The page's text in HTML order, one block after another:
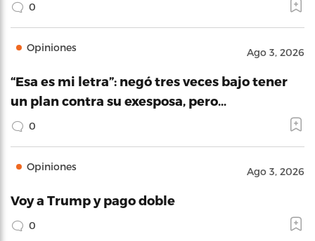
0
Opiniones Ago 3, 2026
“Esa es mi letra”: negó tres veces bajo tener
un plan contra su exesposa, pero…
0
Opiniones Ago 3, 2026
Voy a Trump y pago doble
0